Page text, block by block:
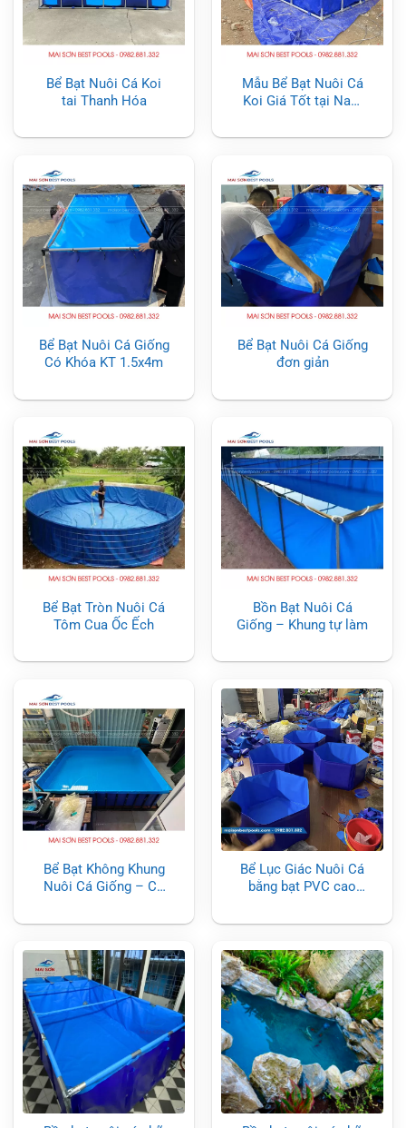
Bể Bạt Nuôi Cá Koi
tai Thanh Hóa
Mẫu Bể Bạt Nuôi Cá
Koi Giá Tốt tại Nam
Bể Bạt Nuôi Cá Giống
Có Khóa KT 1.5x4m
Bể Bạt Nuôi Cá Giống
đơn giản
Bể Bạt Tròn Nuôi Cá
Tôm Cua Ốc Ếch
Bồn Bạt Nuôi Cá
Giống – Khung tự làm
Bể Bạt Không Khung
Nuôi Cá Giống – Cá
Bể Lục Giác Nuôi Cá
bằng bạt PVC cao